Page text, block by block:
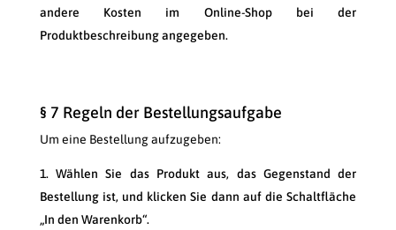
andere Kosten im Online-Shop bei der
Produktbeschreibung angegeben.
§ 7 Regeln der Bestellungsaufgabe
Um eine Bestellung aufzugeben:
Wählen Sie das Produkt aus, das Gegenstand der
Bestellung ist, und klicken Sie dann auf die Schaltfläche
„In den Warenkorb“.